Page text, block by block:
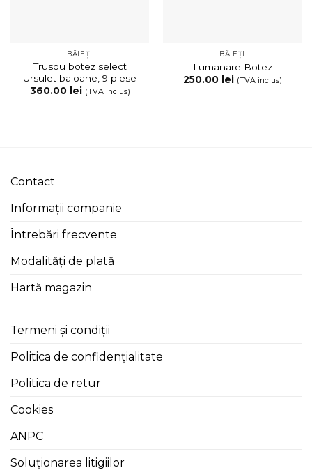
BĂIEȚI
Trusou botez select
Ursulet baloane, 9 piese
360.00
lei (TVA inclus)
BĂIEȚI
Lumanare Botez
250.00
lei (TVA inclus)
Contact
Informații companie
Întrebări frecvente
Modalități de plată
Hartă magazin
Termeni și condiții
Politica de confidențialitate
Politica de retur
Cookies
ANPC
Soluționarea litigiilor